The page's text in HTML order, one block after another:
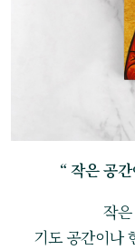
“ 작은 공
작
기도 공간이나